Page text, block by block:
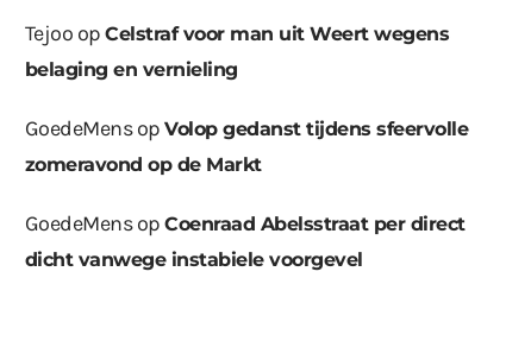
Tejoo opCelstraf voor man uit Weert wegens
belaging en vernieling
GoedeMensopVolop gedanst tijdens sfeervolle
zomeravond op de Markt
GoedeMensopCoenraad Abelsstraat per direct
dicht vanwege instabiele voorgevel